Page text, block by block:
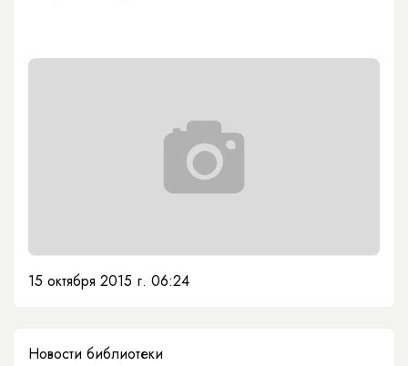
15 октября 2015 г. 06:24
Новости библиотеки